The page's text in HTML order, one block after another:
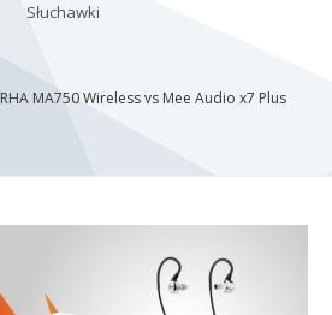
Słuchawki
RHA MA750 Wireless vs Mee Audio x7 Plus